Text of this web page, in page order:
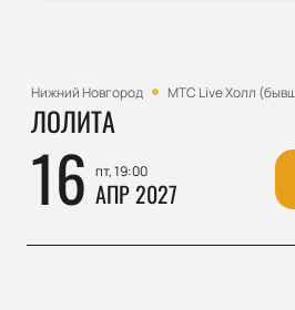
Нижний Новгород МТС Live Холл
ЛОЛИТА
16 пт, 19:00
АПР 2027